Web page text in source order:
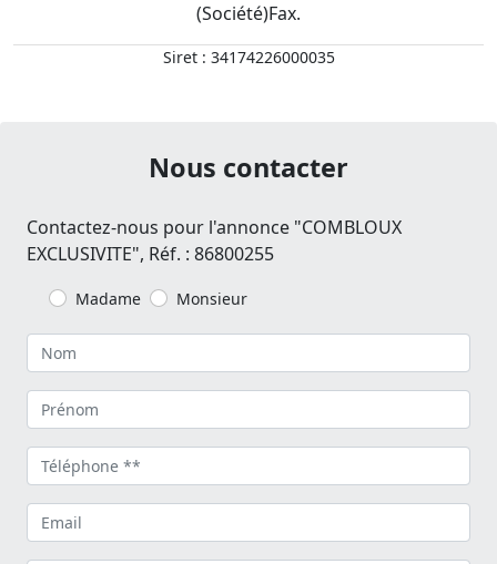
(Société)Fax.
Siret : 34174226000035
Nous contacter
Contactez-nous pour l'annonce "COMBLOUX
EXCLUSIVITE", Réf. : 86800255
Madame Monsieur